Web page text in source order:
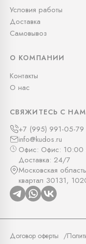
Условия работы
Доставка
Самовывоз
О КОМПАНИИ
Контакты
О нас
СВЯЖИТЕСЬ С
+7 (995) 991-05-79
info@kudos.ru
Офис: Офис:
Доставка: 24/7
Московская
квартал 30131,
Договор оферты